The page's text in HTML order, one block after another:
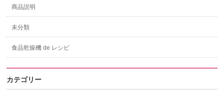
商品説明
未分類
食品乾燥機 de レシピ
カテゴリー